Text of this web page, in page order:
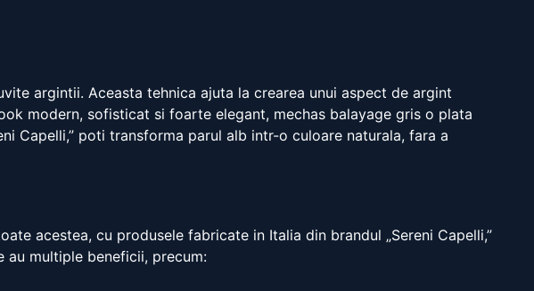
argintii. Aceasta tehnica ajuta la crearea unui aspect de argint
modern, sofisticat si foarte elegant, mechas balayage gris o plata
Capelli,” poti transforma parul alb intr-o culoare naturala, fara a
acestea, cu produsele fabricate in Italia din brandul „Sereni Capelli,”
au multiple beneficii, precum: